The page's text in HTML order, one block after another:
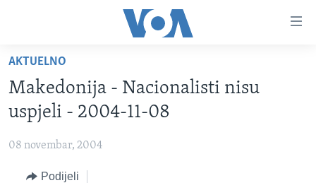
glavni
sadržaj
na
glavnu
TV PROGRAM
FOTOGRAFIJE DANA
VIJESTI
SJEDINJENE AMERIČKE DRŽAVE
NAUKA I TEHNOLOGIJA
AKTUELNO
Makedonija - Nacionalisti nisu
uspjeli - 2004-11-08
08 novembar, 2004
Podijeli